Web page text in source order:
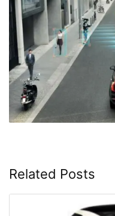
Related Posts